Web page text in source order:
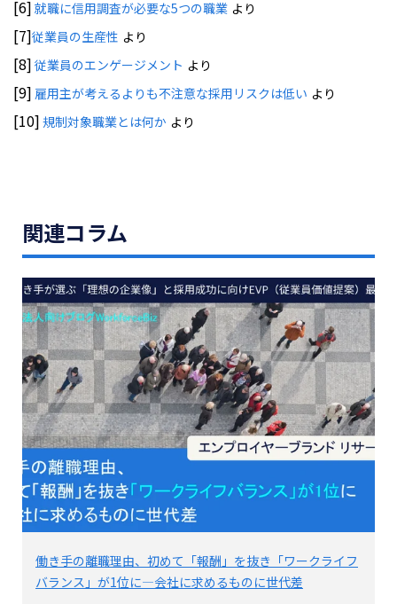
[6] 就職に信用調査が必要な5つの職業 より
[7]従業員の生産性 より
[8] 従業員のエンゲージメント より
[9] 雇用主が考えるよりも不注意な採用リスクは低い より
[10] 規制対象職業とは何か より
関連コラム
働き手の離職理由、初めて「報酬」を抜き「ワークライフ
バランス」が1位に―会社に求めるものに世代差